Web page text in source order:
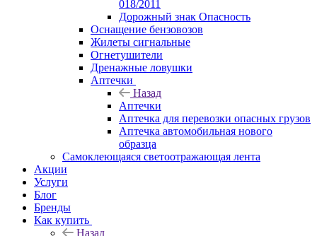
018/2011
Дорожный знак Опасность
Оснащение бензовозов
Жилеты сигнальные
Огнетушители
Дренажные ловушки
Аптечки
Назад
Аптечки
Аптечка для перевозки опасных грузов
Аптечка автомобильная нового
образца
Самоклеющаяся светоотражающая лента
Акции
Услуги
Блог
Бренды
Как купить
Назад